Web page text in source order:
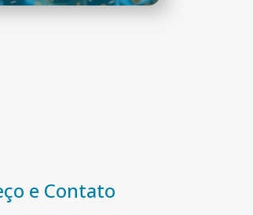
e Contato